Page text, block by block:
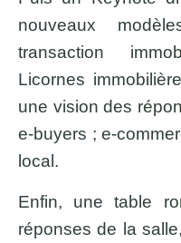
nouveaux
transaction
Licornes
une vision des
e-buyers ; e-
local.
Enfin, une table
réponses de la